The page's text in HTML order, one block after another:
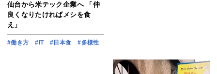
仙台から米テック企業へ 「仲
良くなりたければメシを食
え」
#働き方 #IT #日本食 #多様性